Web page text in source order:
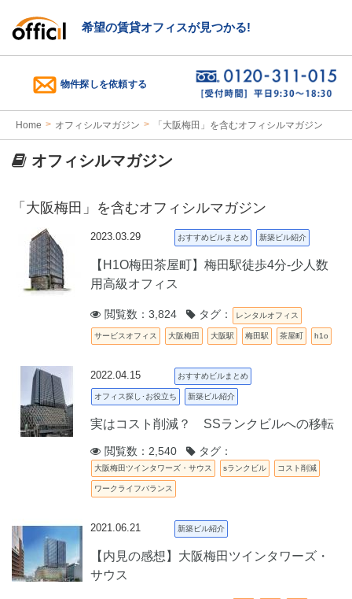
希望の賃貸オフィスが見つかる!
物件探しを依頼する
Home オフィシルマガジン 「大阪梅田」を含むオフィシルマガジン
オフィシルマガジン
「大阪梅田」を含むオフィシルマガジン
2023.03.29 おすすめビルまとめ 新築ビル紹介
【H1O梅田茶屋町】梅田駅徒歩4分‐少人数
用高級オフィス
閲覧数：3,824 タグ： レンタルオフィス
サービスオフィス 大阪梅田 大阪駅 梅田駅 茶屋町 h1o
2022.04.15 おすすめビルまとめ
オフィス探し･お役立ち 新築ビル紹介
実はコスト削減？ SSランクビルへの移転
閲覧数：2,540 タグ：
大阪梅田ツインタワーズ・サウス sランクビル コスト削減
ワークライフバランス
2021.06.21 新築ビル紹介
【内見の感想】大阪梅田ツインタワーズ・
サウス